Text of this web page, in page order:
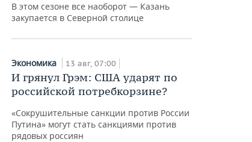
В этом сезоне все наоборот — Казань
закупается в Северной столице
Экономика 13 авг, 07:00
И грянул Грэм: США ударят по
российской потребкорзине?
«Сокрушительные санкции против России
Путина» могут стать санкциями против
рядовых россиян